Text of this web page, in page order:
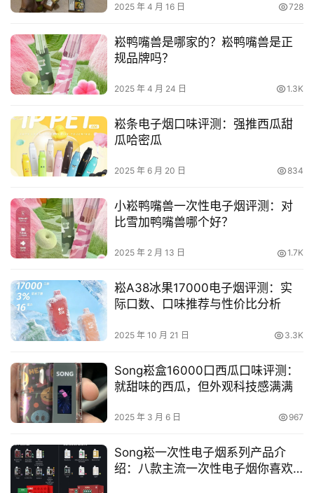
2025 年 4 月 16 日 728
崧鸭嘴兽是哪家的？崧鸭嘴兽是正
规品牌吗？
2025 年 4 月 24 日 1.3K
崧条电子烟口味评测：强推西瓜甜
瓜哈密瓜
2025 年 6 月 20 日 834
小崧鸭嘴兽一次性电子烟评测：对
比雪加鸭嘴兽哪个好？
2025 年 2 月 13 日 1.7K
崧A38冰果17000电子烟评测：实
际口数、口味推荐与性价比分析
2025 年 10 月 21 日 3.3K
Song崧盒16000口西瓜口味评测：
就甜味的西瓜，但外观科技感满满
2025 年 3 月 6 日 967
Song崧一次性电子烟系列产品介
绍：八款主流一次性电子烟你喜欢